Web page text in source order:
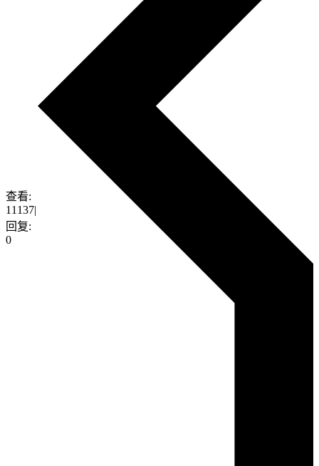
查看:
11137|
回复:
0